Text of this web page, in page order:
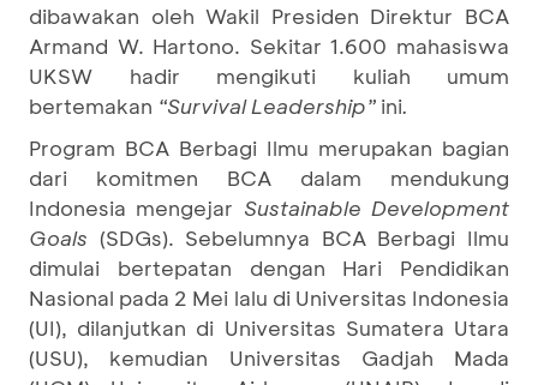
dibawakan oleh Wakil Presiden Direktur BCA
Armand W. Hartono. Sekitar 1.600 mahasiswa
UKSW hadir mengikuti kuliah umum
bertemakan “Survival Leadership” ini.
Program BCA Berbagi Ilmu merupakan bagian
dari komitmen BCA dalam mendukung
Indonesia mengejar Sustainable Development
Goals (SDGs). Sebelumnya BCA Berbagi Ilmu
dimulai bertepatan dengan Hari Pendidikan
Nasional pada 2 Mei lalu di Universitas Indonesia
(UI), dilanjutkan di Universitas Sumatera Utara
(USU), kemudian Universitas Gadjah Mada